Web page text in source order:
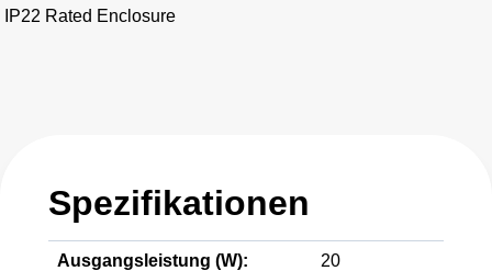
IP22 Rated Enclosure
Spezifikationen
Ausgangsleistung (W): 20